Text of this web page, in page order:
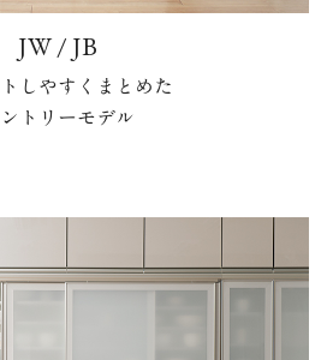
JW / JB
しやすくまとめた
トリーモデル